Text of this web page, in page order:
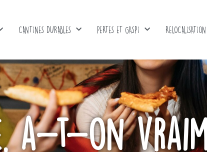
CANTINES DURABLES PERTES ET GASPI
a-t-on